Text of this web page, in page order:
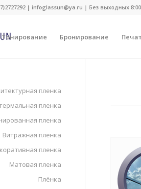
| infoglassun@ya.ru | Без выходных
Тонирование Бронирование
пленка
пленка
пленка
Витражная пленка
пленка
Матовая пленка
Плёнка